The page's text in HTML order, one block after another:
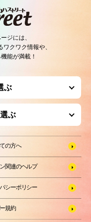
ジには、
クワク情報や、
能が満載！
ぶ
ぶ
の方へ
関連のヘルプ
シーポリシー
規約